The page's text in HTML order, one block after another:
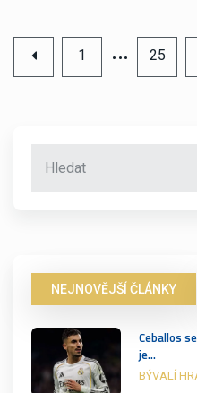
1 … 25
NEJNOVĚJŠÍ ČLÁNKY
Ceballos
je…
BÝVALÍ